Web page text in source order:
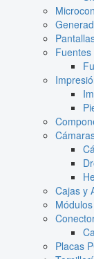
Cajas y
Placas